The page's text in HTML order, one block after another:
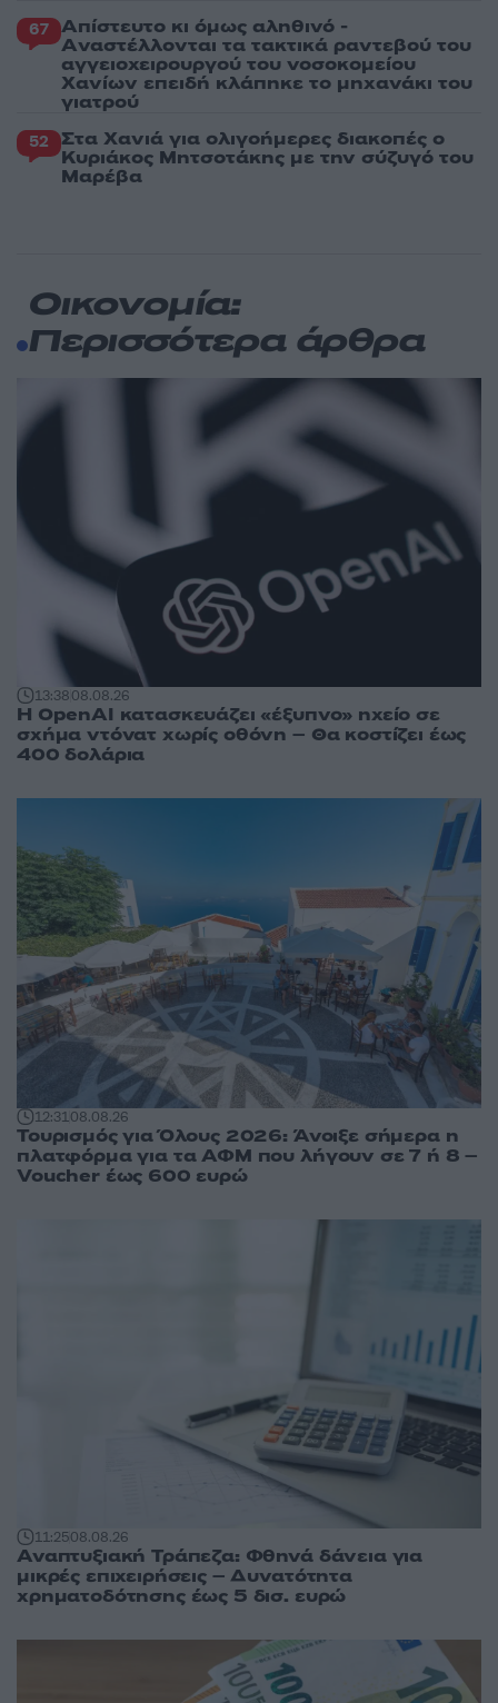
67 Απίστευτο κι όμως αληθινό -
Aναστέλλονται τα τακτικά ραντεβού του
αγγειοχειρουργού του νοσοκομείου
Χανίων επειδή κλάπηκε το μηχανάκι του
γιατρού
52 Στα Χανιά για ολιγοήμερες διακοπές ο
Κυριάκος Μητσοτάκης με την σύζυγό του
Μαρέβα
Οικονομία:
Περισσότερα άρθρα
13:3808.08.26
Η OpenAI κατασκευάζει «έξυπνο» ηχείο σε
σχήμα ντόνατ χωρίς οθόνη – Θα κοστίζει έως
400 δολάρια
12:3108.08.26
Τουρισμός για Όλους 2026: Άνοιξε σήμερα η
πλατφόρμα για τα ΑΦΜ που λήγουν σε 7 ή 8 –
Voucher έως 600 ευρώ
11:2508.08.26
Αναπτυξιακή Τράπεζα: Φθηνά δάνεια για
μικρές επιχειρήσεις – Δυνατότητα
χρηματοδότησης έως 5 δισ. ευρώ